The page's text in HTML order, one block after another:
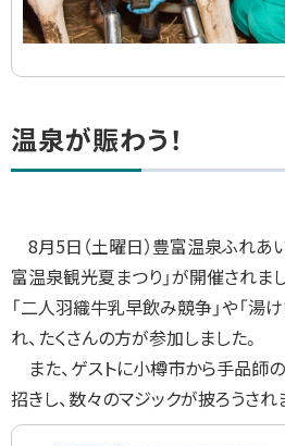
ト
ッ
る
温泉が賑わう！
8月5日（土曜日）豊富温泉ふれあ
富温泉観光夏まつり」が開催されまし
「二人羽織牛乳早飲み競争」や「湯
れ、たくさんの方が参加しました。
また、ゲストに小樽市から手品師
招きし、数々のマジックが披ろうされ
画